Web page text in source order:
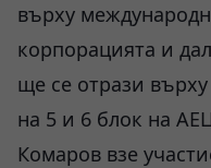
върху
корпорацията и
ще се отрази
на 5 и 6 блок на
Комаров взе